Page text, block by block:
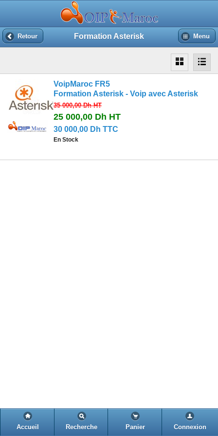
Retour Formation Asterisk Menu
VoipMaroc FR5
Formation Asterisk - Voip avec Asterisk
35 000,00 DhHT
25 000,00 Dh HT
30 000,00 Dh TTC
En Stock
Accueil Recherche Panier Connexion